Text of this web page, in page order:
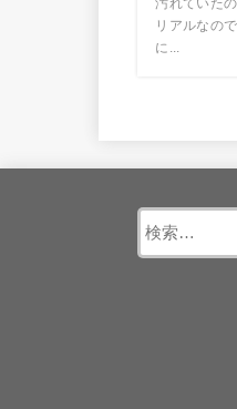
汚れていた
リアルなの
に...